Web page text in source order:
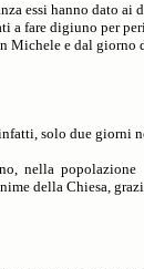
essi hanno dato ai
a fare digiuno per
Michele e dal
solo due giorni
nella popolazione
della Chiesa,